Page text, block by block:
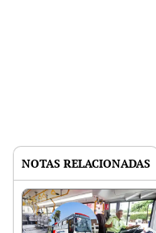
NOTAS RELACIONADAS